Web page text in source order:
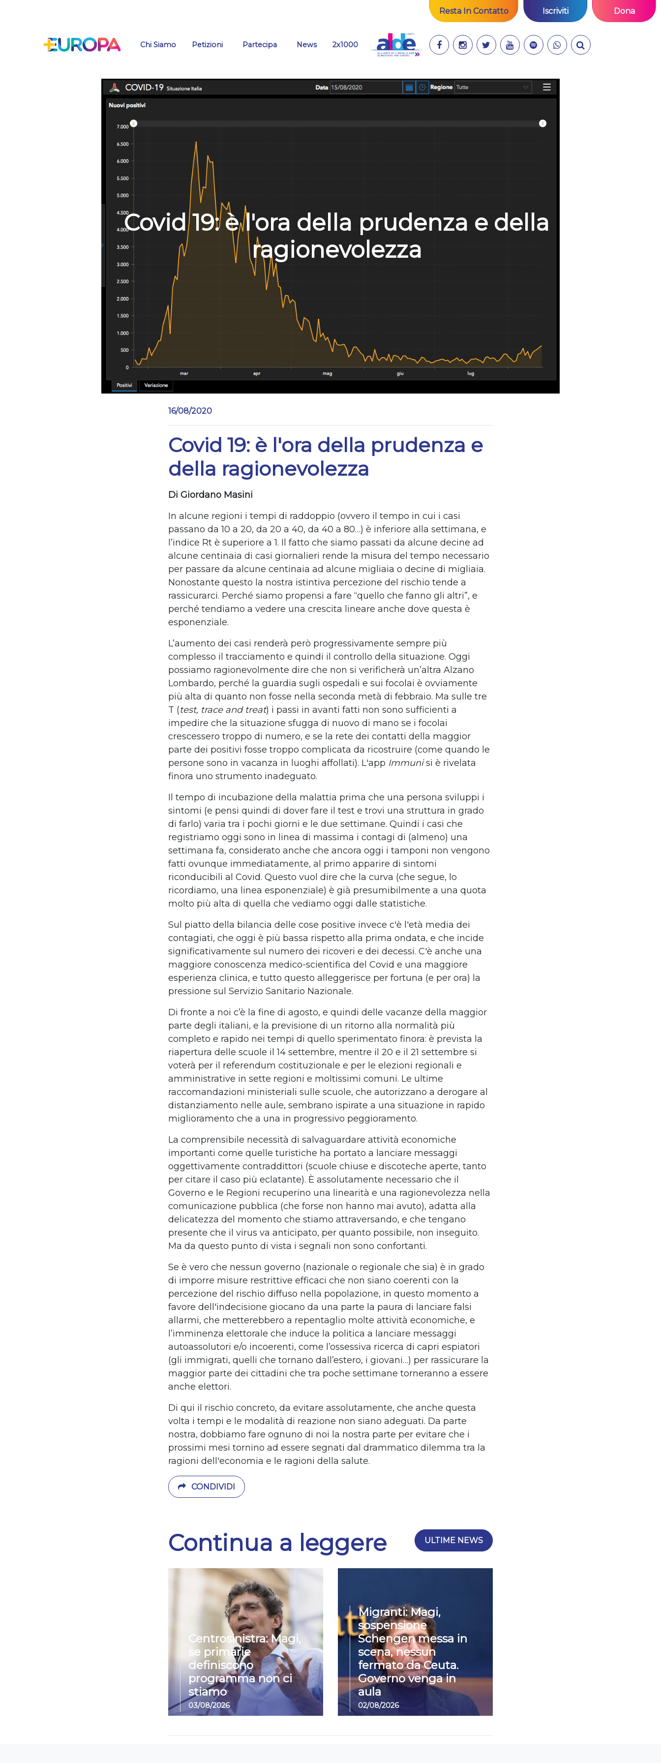
Resta In Contatto Iscriviti Dona
Chi Siamo Petizioni Partecipa News(current)
2x1000
Covid 19: è l'ora della prudenza e della
ragionevolezza
16/08/2020
Covid 19: è l'ora della prudenza e
della ragionevolezza
Di Giordano Masini
In alcune regioni i tempi di raddoppio (ovvero il tempo in cui i casi
passano da 10 a 20, da 20 a 40, da 40 a 80…) è inferiore alla settimana, e
l’indice Rt è superiore a 1. Il fatto che siamo passati da alcune decine ad
alcune centinaia di casi giornalieri rende la misura del tempo necessario
per passare da alcune centinaia ad alcune migliaia o decine di migliaia.
Nonostante questo la nostra istintiva percezione del rischio tende a
rassicurarci. Perché siamo propensi a fare “quello che fanno gli altri”, e
perché tendiamo a vedere una crescita lineare anche dove questa è
esponenziale.
L’aumento dei casi renderà però progressivamente sempre più
complesso il tracciamento e quindi il controllo della situazione. Oggi
possiamo ragionevolmente dire che non si verificherà un’altra Alzano
Lombardo, perché la guardia sugli ospedali e sui focolai è ovviamente
più alta di quanto non fosse nella seconda metà di febbraio. Ma sulle tre
T (test, trace and treat) i passi in avanti fatti non sono sufficienti a
impedire che la situazione sfugga di nuovo di mano se i focolai
crescessero troppo di numero, e se la rete dei contatti della maggior
parte dei positivi fosse troppo complicata da ricostruire (come quando le
persone sono in vacanza in luoghi affollati). L'app Immunisi è rivelata
finora uno strumento inadeguato.
Il tempo di incubazione della malattia prima che una persona sviluppi i
sintomi (e pensi quindi di dover fare il test e trovi una struttura in grado
di farlo) varia tra i pochi giorni e le due settimane. Quindi i casi che
registriamo oggi sono in linea di massima i contagi di (almeno) una
settimana fa, considerato anche che ancora oggi i tamponi non vengono
fatti ovunque immediatamente, al primo apparire di sintomi
riconducibili al Covid. Questo vuol dire che la curva (che segue, lo
ricordiamo, una linea esponenziale) è già presumibilmente a una quota
molto più alta di quella che vediamo oggi dalle statistiche.
Sul piatto della bilancia delle cose positive invece c'è l'età media dei
contagiati, che oggi è più bassa rispetto alla prima ondata, e che incide
significativamente sul numero dei ricoveri e dei decessi. C'è anche una
maggiore conoscenza medico-scientifica del Covid e una maggiore
esperienza clinica, e tutto questo alleggerisce per fortuna (e per ora) la
pressione sul Servizio Sanitario Nazionale.
Di fronte a noi c’è la fine di agosto, e quindi delle vacanze della maggior
parte degli italiani, e la previsione di un ritorno alla normalità più
completo e rapido nei tempi di quello sperimentato finora: è prevista la
riapertura delle scuole il 14 settembre, mentre il 20 e il 21 settembre si
voterà per il referendum costituzionale e per le elezioni regionali e
amministrative in sette regioni e moltissimi comuni. Le ultime
raccomandazioni ministeriali sulle scuole, che autorizzano a derogare al
distanziamento nelle aule, sembrano ispirate a una situazione in rapido
miglioramento che a una in progressivo peggioramento.
La comprensibile necessità di salvaguardare attività economiche
importanti come quelle turistiche ha portato a lanciare messaggi
oggettivamente contraddittori (scuole chiuse e discoteche aperte, tanto
per citare il caso più eclatante). È assolutamente necessario che il
Governo e le Regioni recuperino una linearità e una ragionevolezza nella
comunicazione pubblica (che forse non hanno mai avuto), adatta alla
delicatezza del momento che stiamo attraversando, e che tengano
presente che il virus va anticipato, per quanto possibile, non inseguito.
Ma da questo punto di vista i segnali non sono confortanti.
Se è vero che nessun governo (nazionale o regionale che sia) è in grado
di imporre misure restrittive efficaci che non siano coerenti con la
percezione del rischio diffuso nella popolazione, in questo momento a
favore dell'indecisione giocano da una parte la paura di lanciare falsi
allarmi, che metterebbero a repentaglio molte attività economiche, e
l’imminenza elettorale che induce la politica a lanciare messaggi
autoassolutori e/o incoerenti, come l’ossessiva ricerca di capri espiatori
(gli immigrati, quelli che tornano dall’estero, i giovani…) per rassicurare la
maggior parte dei cittadini che tra poche settimane torneranno a essere
anche elettori.
Di qui il rischio concreto, da evitare assolutamente, che anche questa
volta i tempi e le modalità di reazione non siano adeguati. Da parte
nostra, dobbiamo fare ognuno di noi la nostra parte per evitare che i
prossimi mesi tornino ad essere segnati dal drammatico dilemma tra la
ragioni dell'economia e le ragioni della salute.
CONDIVIDI
Continua a leggere ULTIME NEWS
Centrosinistra: Magi,
se primarie
definiscono
programma non ci
stiamo
03/08/2026
Migranti: Magi,
sospensione
Schengen messa in
scena, nessun
fermato da Ceuta.
Governo venga in
aula
02/08/2026